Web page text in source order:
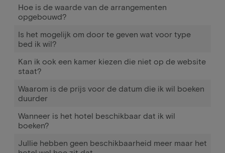
Hoe is de waarde van de arrangementen
opgebouwd?
Is het mogelijk om door te geven wat voor type
bed ik wil?
Kan ik ook een kamer kiezen die niet op de website
staat?
Waarom is de prijs voor de datum die ik wil boeken
duurder
Wanneer is het hotel beschikbaar dat ik wil
boeken?
Jullie hebben geen beschikbaarheid meer maar het